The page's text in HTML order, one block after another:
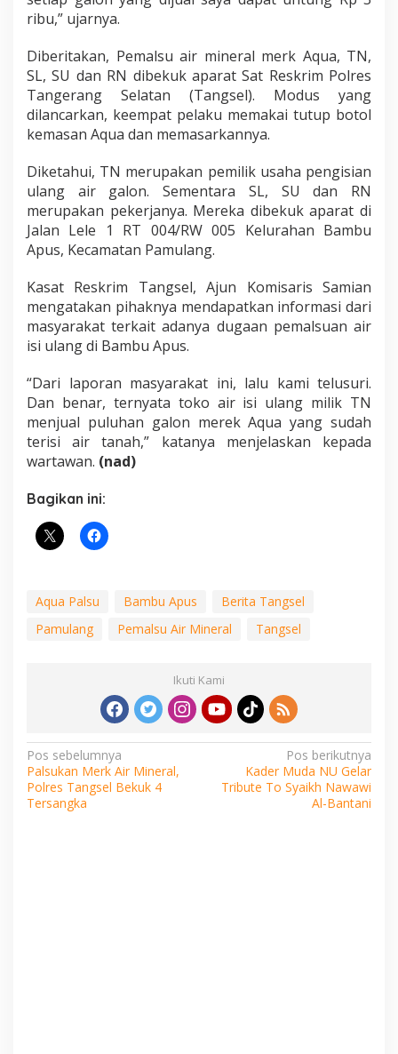
ribu,” ujarnya.
Diberitakan, Pemalsu air mineral merk Aqua, TN,
SL, SU dan RN dibekuk aparat Sat Reskrim Polres
Tangerang Selatan (Tangsel). Modus yang
dilancarkan, keempat pelaku memakai tutup botol
kemasan Aqua dan memasarkannya.
Diketahui, TN merupakan pemilik usaha pengisian
ulang air galon. Sementara SL, SU dan RN
merupakan pekerjanya. Mereka dibekuk aparat di
Jalan Lele 1 RT 004/RW 005 Kelurahan Bambu
Apus, Kecamatan Pamulang.
Kasat Reskrim Tangsel, Ajun Komisaris Samian
mengatakan pihaknya mendapatkan informasi dari
masyarakat terkait adanya dugaan pemalsuan air
isi ulang di Bambu Apus.
“Dari laporan masyarakat ini, lalu kami telusuri.
Dan benar, ternyata toko air isi ulang milik TN
menjual puluhan galon merek Aqua yang sudah
terisi air tanah,” katanya menjelaskan kepada
wartawan. (nad)
Bagikan ini:
Aqua Palsu Bambu Apus
Berita Tangsel
Pamulang
Pemalsu Air Mineral Tangsel
Ikuti Kami
Navigasi
pos
Pos sebelumnya
Palsukan Merk Air Mineral,
Polres Tangsel Bekuk 4
Tersangka
Pos berikutnya
Kader Muda NU Gelar
Tribute To Syaikh Nawawi
Al-Bantani